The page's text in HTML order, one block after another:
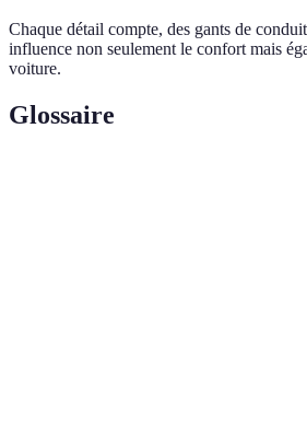
Chaque détail compte, des gants de
influence non seulement le confort mais
voiture.
Glossaire